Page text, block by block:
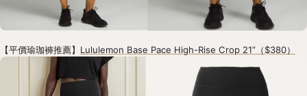
【平價瑜珈褲推薦】 Lululemon Base Pace High-Rise Crop 21”（$380）